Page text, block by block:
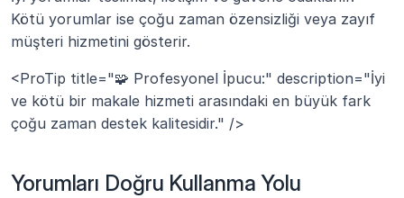
Kötü yorumlar ise çoğu zaman özensizliği veya zayıf
müşteri hizmetini gösterir.
<ProTip title="🧩 Profesyonel İpucu:" description="İyi
ve kötü bir makale hizmeti arasındaki en büyük fark
çoğu zaman destek kalitesidir." />
Yorumları Doğru Kullanma Yolu